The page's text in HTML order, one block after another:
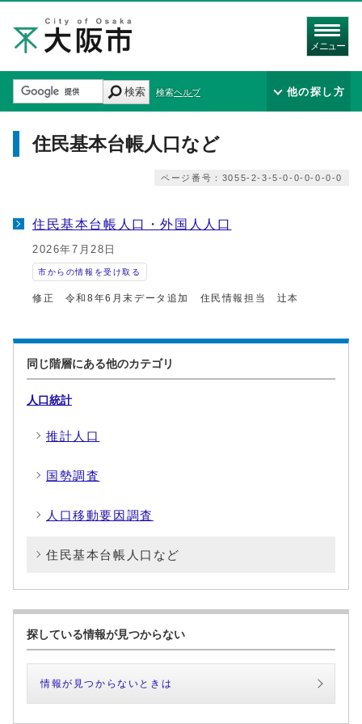
メニュー
検索 検索ヘルプ 他の探し方
住民基本台帳人口など
ページ番号：3055-2-3-5-0-0-0-0-0-0
住民基本台帳人口・外国人人口
2026年7月28日
市からの情報を受け取る
修正 令和8年6月末データ追加 住民情報担当 辻本
同じ階層にある他のカテゴリ
人口統計
推計人口
国勢調査
人口移動要因調査
住民基本台帳人口など
探している情報が見つからない
情報が見つからないときは